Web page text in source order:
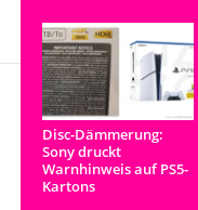
Disc-Dämmerung:
Sony druckt
Warnhinweis auf PS5-
Kartons